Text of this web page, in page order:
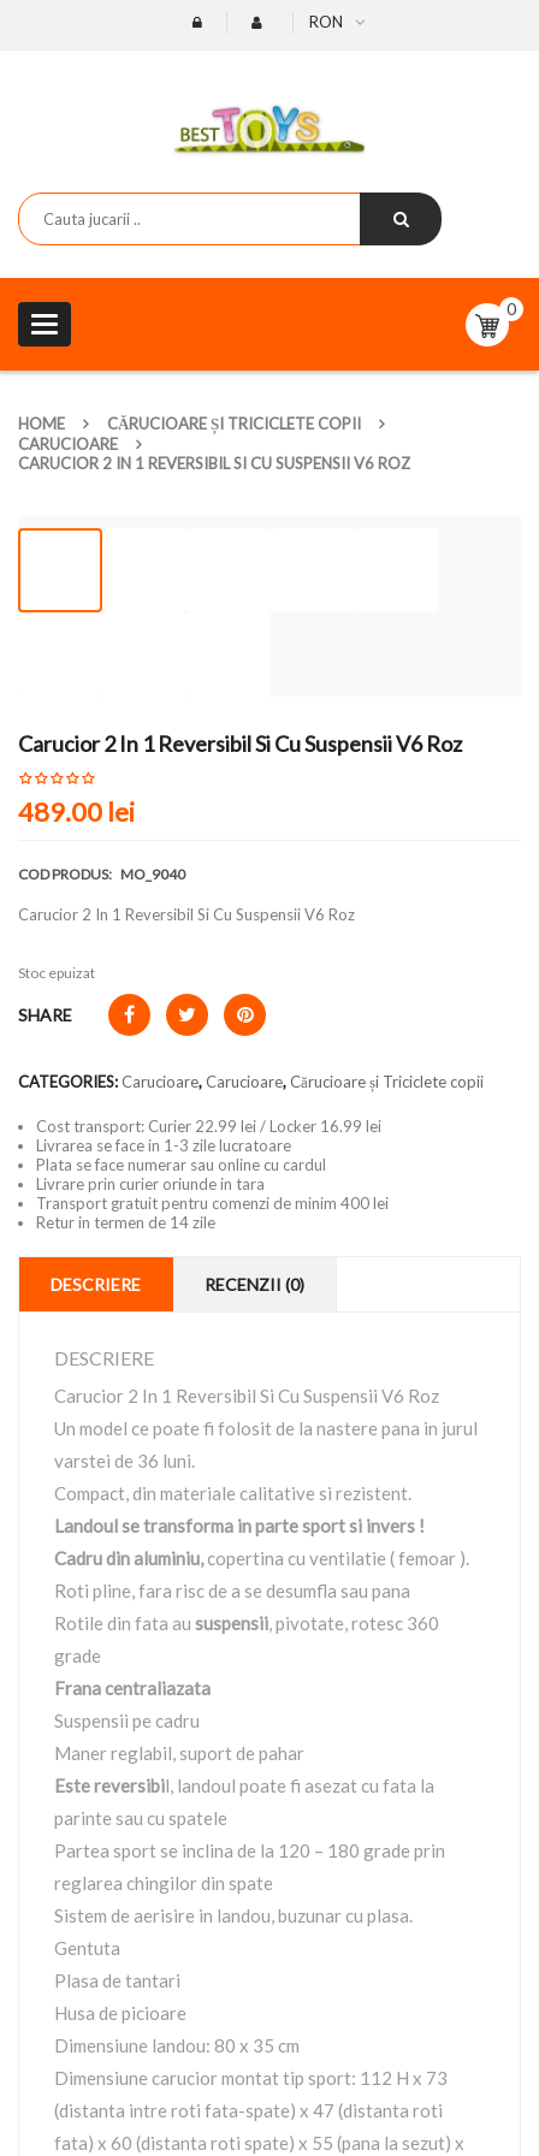
RON
Toggle
navigation
0
HOME
CĂRUCIOARE ȘI TRICICLETE COPII
CARUCIOARE
CARUCIOR 2 IN 1 REVERSIBIL SI CU SUSPENSII V6 ROZ
Carucior 2 In 1 Reversibil Si Cu Suspensii V6 Roz
489.00 lei
COD PRODUS: MO_9040
Carucior 2 In 1 Reversibil Si Cu Suspensii V6 Roz
Stoc epuizat
SHARE
CATEGORIES:Carucioare,Carucioare,Cărucioare și Triciclete copii
Cost transport: Curier 22.99 lei / Locker 16.99 lei
Livrarea se face in 1-3 zile lucratoare
Plata se face numerar sau online cu cardul
Livrare prin curier oriunde in tara
Transport gratuit pentru comenzi de minim 400 lei
Retur in termen de 14 zile
DESCRIERE RECENZII (0)
DESCRIERE
Carucior 2 In 1 Reversibil Si Cu Suspensii V6 Roz
Un model ce poate fi folosit de la nastere pana in jurul
varstei de 36 luni.
Compact, din materiale calitative si rezistent.
Landoul se transforma in parte sport si invers !
Cadru din aluminiu,copertina cu ventilatie ( femoar ).
Roti pline, fara risc de a se desumfla sau pana
Rotile din fata au suspensii, pivotate, rotesc 360
grade
Frana centraliazata
Suspensii pe cadru
Maner reglabil, suport de pahar
Este reversibil, landoul poate fi asezat cu fata la
parinte sau cu spatele
Partea sport se inclina de la 120 – 180 grade prin
reglarea chingilor din spate
Sistem de aerisire in landou, buzunar cu plasa.
Gentuta
Plasa de tantari
Husa de picioare
Dimensiune landou: 80 x 35 cm
Dimensiune carucior montat tip sport: 112 H x 73
(distanta intre roti fata-spate) x 47 (distanta roti
fata) x 60 (distanta roti spate) x 55 (pana la sezut) x